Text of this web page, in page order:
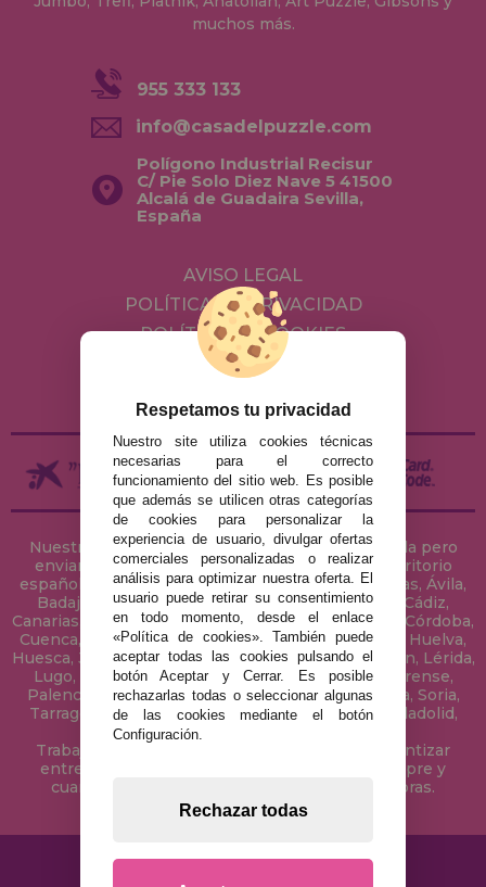
muchos más.
955 333 133
info@casadelpuzzle.com
Polígono Industrial Recisur
C/ Pie Solo Diez Nave 5 41500
Alcalá de Guadaira Sevilla,
España
AVISO LEGAL
POLÍTICA DE PRIVACIDAD
POLÍTICA DE COOKIES
ENVÍOS Y DEVOLUCIONES
Nuestra tienda de puzzles está ubicada en Sevilla pero
enviamos tus puzzles a cualquier ciudad del territorio
español: Álava, Albacete, Alicante, Almería, Asturias, Ávila,
Badajoz, Baleares, Barcelona, Burgos, Cáceres, Cádiz,
Canarias, Cantabria, Castellón, Ceuta, Ciudad Real, Córdoba,
Cuenca, Gerona, Granada, Guadalajara, Guipúzcoa, Huelva,
Huesca, Jaén, La Coruña, La Rioja, Las Palmas, Leon, Lérida,
Lugo, Madrid, Málaga, Melilla, Murcia, Navarra, Orense,
Palencia, Pontevedra, Salamanca, Segovia, Sevilla, Soria,
Tarragona, Tenerife, Teruel, Toledo, Valencia, Valladolid,
Vizcaya, Zamora y Zaragoza.
Trabajamos con Stocks permanentes para garantizar
entregas rápidas en territorio peninsular, siempre y
cuando el pedido se realice antes de las 18 horas.
Respetamos tu privacidad
Nuestro site utiliza cookies técnicas
necesarias para el correcto
funcionamiento del sitio web. Es posible
que además se utilicen otras categorías
de cookies para personalizar la
experiencia de usuario, divulgar ofertas
comerciales personalizadas o realizar
análisis para optimizar nuestra oferta. El
usuario puede retirar su consentimiento
en todo momento, desde el enlace
«Política de cookies». También puede
aceptar todas las cookies pulsando el
botón Aceptar y Cerrar. Es posible
rechazarlas todas o seleccionar algunas
de las cookies mediante el botón
Configuración.
Rechazar todas